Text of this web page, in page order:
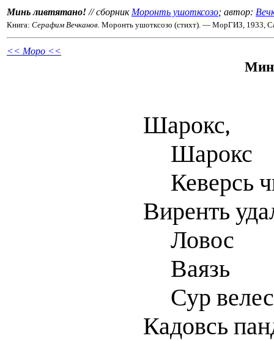
Минь ливтятано! // сборник Моронть ушотксозо; автор:
Книга: Серафим Вечканов. Моронть ушотксозо (стихт). — МорГИЗ, 1933,
<< Моро <<
Шарокс,
Шарокс
Кеверсь
Виренть
Ловос
Ваязь
Сур
Кадовсь